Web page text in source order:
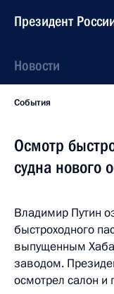
Президент
Новости
События
Осмотр
судна нового
Владимир Путин
быстроходного
выпущенным
заводом.
осмотрел салон и